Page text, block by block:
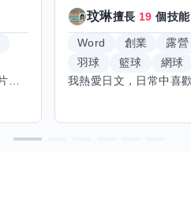
我擅長： LINE 貼圖設計、簡易網站設計、影片剪輯、配音、AI 影片創作、音樂創作（原創歌曲／純音樂／配樂） 希望交換技能： ① 游泳（想學：自由式、蝶式） 已會基礎蛙式、仰式，但姿勢尚未標準，希望有人協助修正動作、提升效率。 ② 鋼琴（目前約巴哈初階程度） ③ 英文（程度約 B1～B2） 交換方式： 捷運可到處，部分技能可線上交換。
玟琳擅長 19 個技能
Word 創業 露營
羽球
籃球
網球